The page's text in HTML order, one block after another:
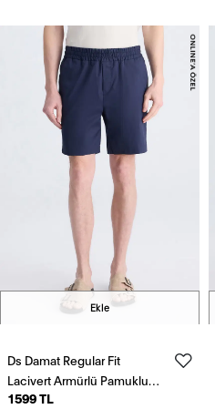
Ekle
Ds Damat Regular Fit
Lacivert Armürlü Pamuklu
Şort
1599 TL